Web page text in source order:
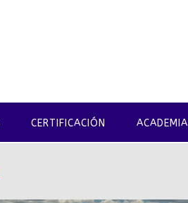
CERTIFICACIÓN ACADEMIA